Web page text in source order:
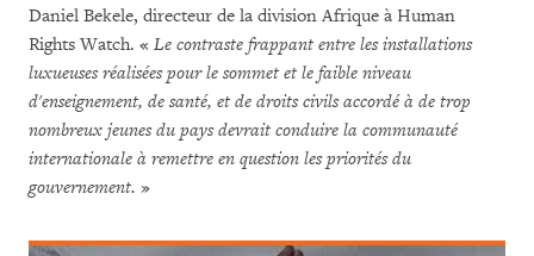
Daniel Bekele, directeur de la division Afrique à Human
Rights Watch. « Le contraste frappant entre les installations
luxueuses réalisées pour le sommet et le faible niveau
d'enseignement, de santé, et de droits civils accordé à de trop
nombreux jeunes du pays devrait conduire la communauté
internationale à remettre en question les priorités du
gouvernement. »